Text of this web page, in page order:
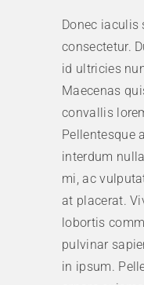
Donec iaculis
consectetur.
id ultricies
Maecenas
convallis
Pellentesque
interdum
mi, ac
at placerat.
lobortis
pulvinar
in ipsum.